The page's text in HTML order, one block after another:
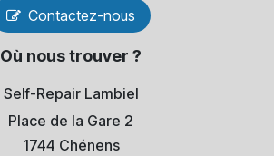
Contactez-nous
Où nous trouver ?
Self-Repair Lambiel
Place de la Gare 2
1744 Chénens